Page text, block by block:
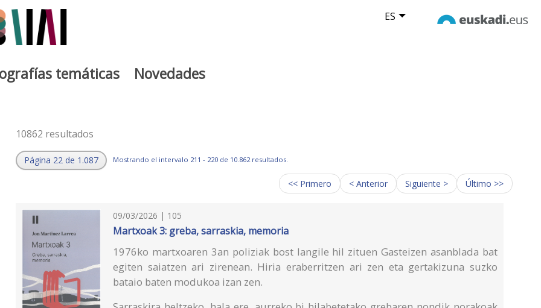
ES
temáticas Novedades
10862 resultados
Página 22 de 1.087 Mostrando el intervalo 211 - 220 de 10.862 resultados.
<< Primero < Anterior Siguiente > Último >>
09/03/2026 | 105
Martxoak 3: greba, sarraskia, memoria
1976ko martxoaren 3an poliziak bost langile hil zituen Gasteizen asanblada bat
egiten saiatzen ari zirenean. Hiria eraberritzen ari zen eta gertakizuna suzko
bataio baten modukoa izan zen.